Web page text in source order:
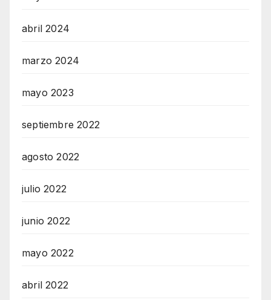
abril 2024
marzo 2024
mayo 2023
septiembre 2022
agosto 2022
julio 2022
junio 2022
mayo 2022
abril 2022